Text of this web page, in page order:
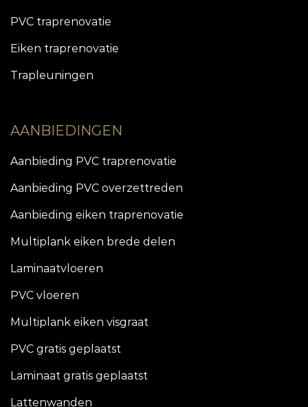
PVC traprenovatie
Eiken traprenovatie
Trapleuningen
AANBIEDINGEN
Aanbieding PVC traprenovatie
Aanbieding PVC overzettreden
Aanbieding eiken traprenovatie
Multiplank eiken brede delen
Laminaatvloeren
PVC vloeren
Multiplank eiken visgraat
PVC gratis geplaatst
Laminaat gratis geplaatst
Lattenwanden